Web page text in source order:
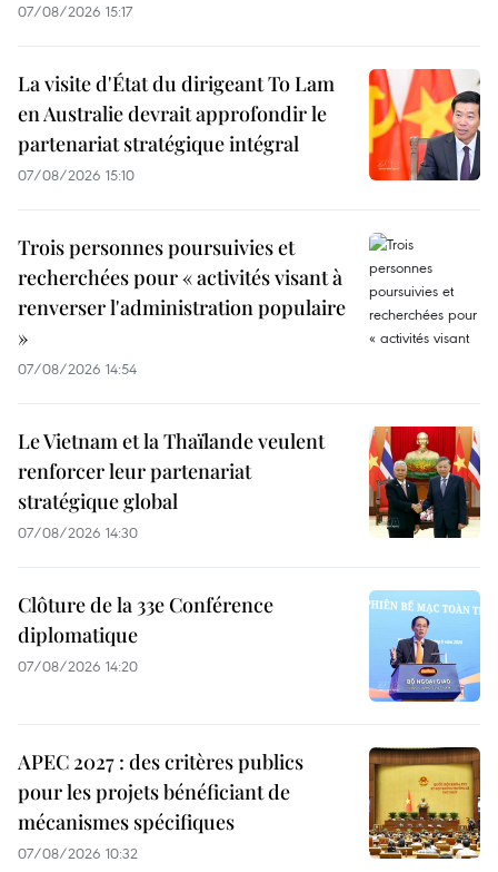
07/08/2026 15:17
La visite d'État du dirigeant To Lam
en Australie devrait approfondir le
partenariat stratégique intégral
07/08/2026 15:10
Trois personnes poursuivies et
recherchées pour « activités visant à
renverser l'administration populaire
»
07/08/2026 14:54
Le Vietnam et la Thaïlande veulent
renforcer leur partenariat
stratégique global
07/08/2026 14:30
Clôture de la 33e Conférence
diplomatique
07/08/2026 14:20
APEC 2027 : des critères publics
pour les projets bénéficiant de
mécanismes spécifiques
07/08/2026 10:32